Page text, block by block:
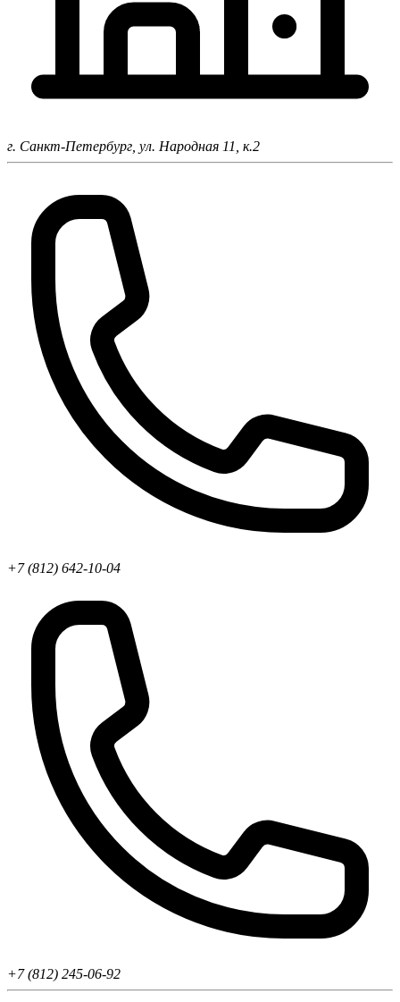
г. Санкт-Петербург, ул. Народная 11, к.2
+7 (812) 642-10-04
+7 (812) 245-06-92